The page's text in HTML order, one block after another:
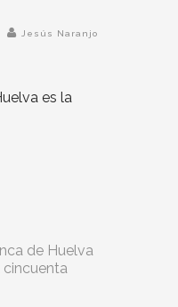
Jesús Naranjo
es la
de Huelva